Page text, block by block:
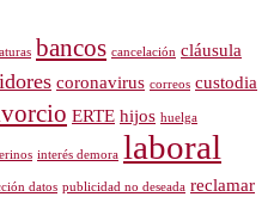
bancos cancelación cláusula
coronavirus correos custodia
ERTE hijos huelga
interés demora laboral
datos publicidad no deseada reclamar